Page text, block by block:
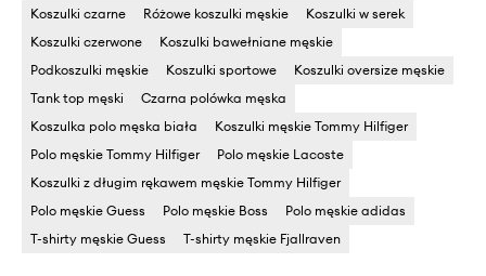
Koszulki czarne Różowe koszulki męskie
Koszulki w serek
Koszulki czerwone
Koszulki bawełniane męskie
Podkoszulki męskie
Koszulki sportowe
Koszulki oversize męskie
Tank top męski
Czarna polówka męska
Koszulka polo męska biała
Koszulki męskie Tommy Hilfiger
Polo męskie Tommy Hilfiger
Polo męskie Lacoste
Koszulki z długim rękawem męskie Tommy Hilfiger
Polo męskie Guess
Polo męskie Boss
Polo męskie adidas
T-shirty męskie Guess
T-shirty męskie Fjallraven